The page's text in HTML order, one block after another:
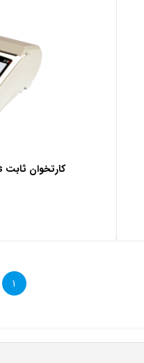
کارتخوان ثابت Castles V5s – استوک
۱